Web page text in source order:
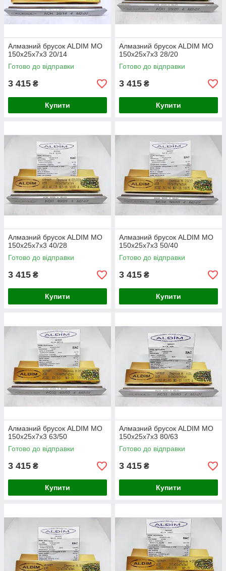
Алмазний брусок ALDIM МО
150х25х7х3 20/14
Готово до відправки
3 415 ₴
Купити
Алмазний брусок ALDIM МО
150х25х7х3 28/20
Готово до відправки
3 415 ₴
Купити
Алмазний брусок ALDIM МО
150х25х7х3 40/28
Готово до відправки
3 415 ₴
Купити
Алмазний брусок ALDIM МО
150х25х7х3 50/40
Готово до відправки
3 415 ₴
Купити
Алмазний брусок ALDIM МО
150х25х7х3 63/50
Готово до відправки
3 415 ₴
Купити
Алмазний брусок ALDIM МО
150х25х7х3 80/63
Готово до відправки
3 415 ₴
Купити